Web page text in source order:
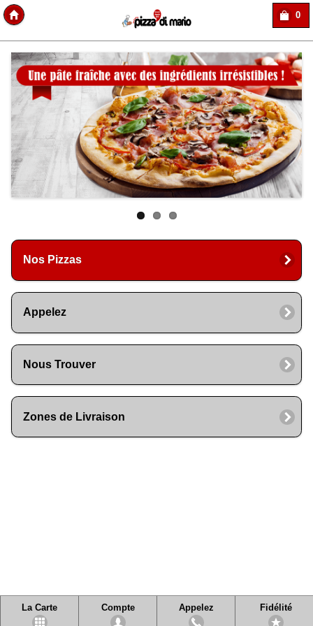
0
Nos Pizzas
Appelez
Nous Trouver
Zones de Livraison
La Carte Compte Appelez Fidélité
Copyright Des-click